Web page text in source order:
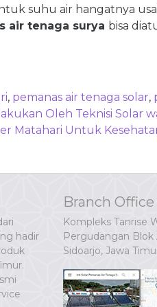
suhu air hangatnya
air tenaga surya bisa
, pemanas air tenaga solar,
Oleh Teknisi Solar
Matahari Untuk
hadir
Branch Office
Kompleks Tanrise
Pergudangan Blok
Sidoarjo, Jawa